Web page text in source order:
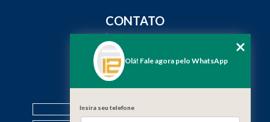
CONTATO
(19) 99968-7979
contato@f12engenharia.com.br
MENU
HOME
Olá! Fale agora pelo WhatsApp
Insira seu telefone